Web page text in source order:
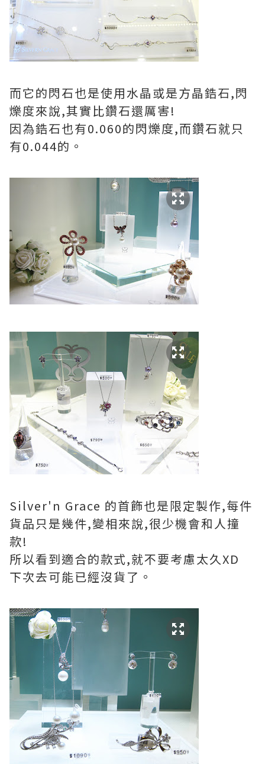
而它的閃石也是使用水晶或是方晶鋯石,閃
爍度來說,其實比鑽石還厲害!
因為鋯石也有0.060的閃爍度,而鑽石就只
有0.044的。
Silver'n Grace 的首飾也是限定製作,每件
貨品只是幾件,變相來說,很少機會和人撞
款!
所以看到適合的款式,就不要考慮太久XD
下次去可能已經沒貨了。